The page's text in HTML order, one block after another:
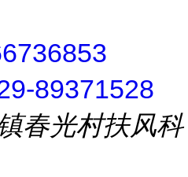
89371528
春光村扶风科